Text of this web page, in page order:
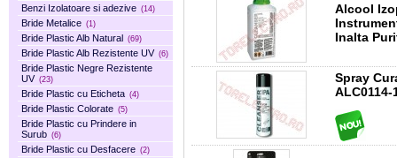
Benzi Izolatoare si adezive (14)
Bride Metalice (1)
Bride Plastic Alb Natural (69)
Bride Plastic Alb Rezistente UV (6)
Bride Plastic Negre Rezistente
UV (23)
Bride Plastic cu Eticheta (4)
Bride Plastic Colorate (5)
Bride Plastic cu Prindere in
Surub (6)
Bride Plastic cu Desfacere (2)
Alcool
Inalta
Spray
ALC0114-